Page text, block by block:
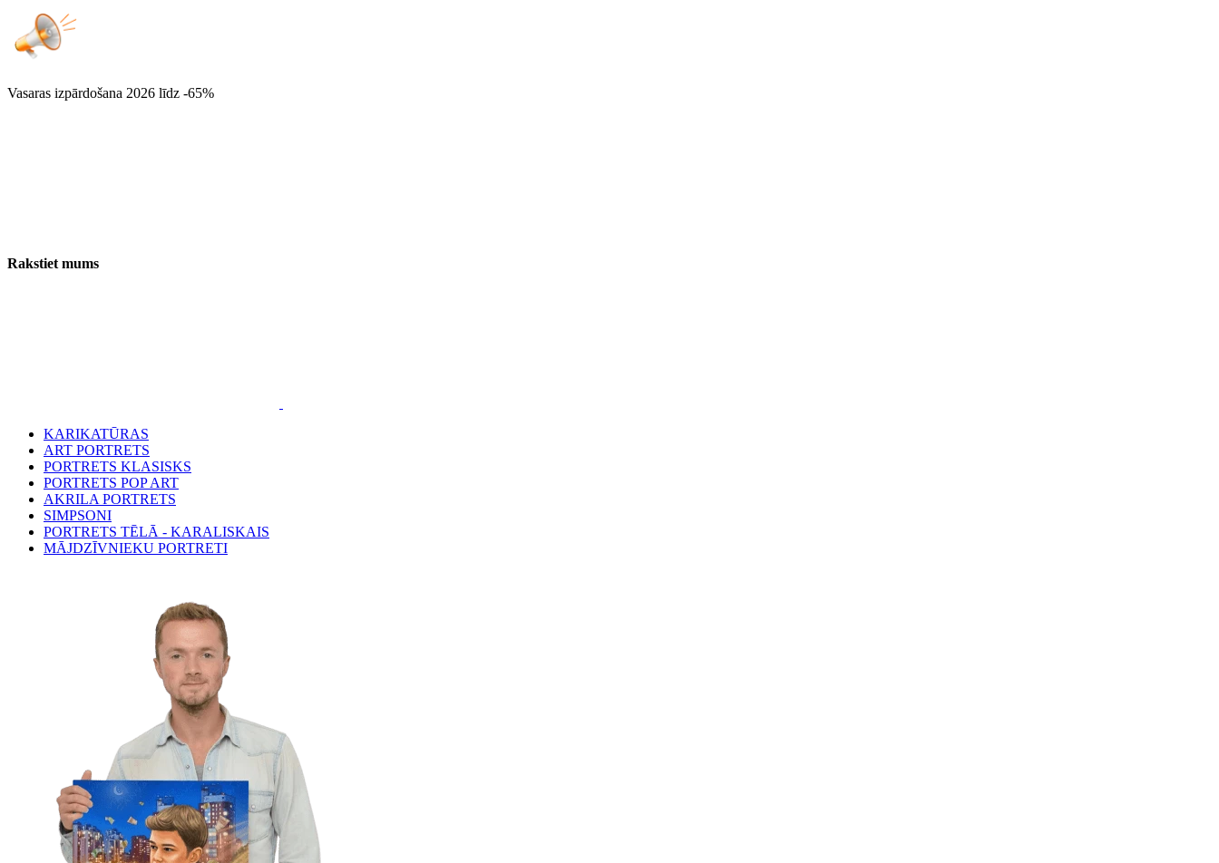
Vasaras izpārdošana 2026 līdz -65%
Rakstiet mums
KARIKATŪRAS
ART PORTRETS
PORTRETS KLASISKS
PORTRETS POP ART
AKRILA PORTRETS
SIMPSONI
PORTRETS TĒLĀ - KARALISKAIS
MĀJDZĪVNIEKU PORTRETI